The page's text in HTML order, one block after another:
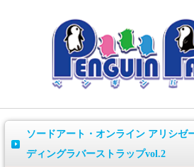
ソードアート・オンライン アリシゼ
ディングラバーストラップvol.2